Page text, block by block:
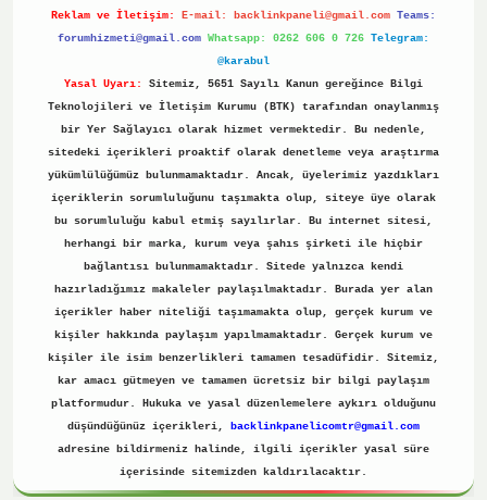
Reklam ve İletişim: E-mail: backlinkpaneli@gmail.com Teams:
forumhizmeti@gmail.com Whatsapp: 0262 606 0 726 Telegram:
@karabul
Yasal Uyarı:
Sitemiz, 5651 Sayılı Kanun gereğince Bilgi
Teknolojileri ve İletişim Kurumu (BTK) tarafından onaylanmış
bir Yer Sağlayıcı olarak hizmet vermektedir. Bu nedenle,
sitedeki içerikleri proaktif olarak denetleme veya araştırma
yükümlülüğümüz bulunmamaktadır. Ancak, üyelerimiz yazdıkları
içeriklerin sorumluluğunu taşımakta olup, siteye üye olarak
bu sorumluluğu kabul etmiş sayılırlar. Bu internet sitesi,
herhangi bir marka, kurum veya şahıs şirketi ile hiçbir
bağlantısı bulunmamaktadır. Sitede yalnızca kendi
hazırladığımız makaleler paylaşılmaktadır. Burada yer alan
içerikler haber niteliği taşımamakta olup, gerçek kurum ve
kişiler hakkında paylaşım yapılmamaktadır. Gerçek kurum ve
kişiler ile isim benzerlikleri tamamen tesadüfidir. Sitemiz,
kar amacı gütmeyen ve tamamen ücretsiz bir bilgi paylaşım
platformudur. Hukuka ve yasal düzenlemelere aykırı olduğunu
düşündüğünüz içerikleri,
backlinkpanelicomtr@gmail.com
adresine bildirmeniz halinde, ilgili içerikler yasal süre
içerisinde sitemizden kaldırılacaktır.